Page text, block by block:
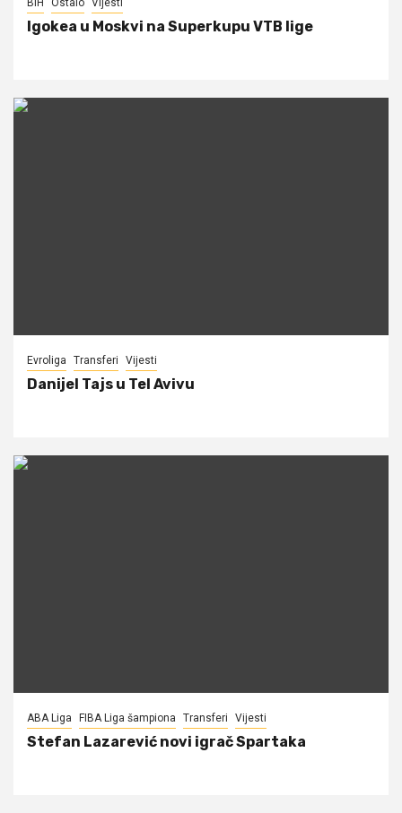
Igokea u Moskvi na Superkupu VTB lige
Evroliga Transferi Vijesti
Danijel Tajs u Tel Avivu
ABA Liga FIBA Liga šampiona Transferi Vijesti
Stefan Lazarević novi igrač Spartaka